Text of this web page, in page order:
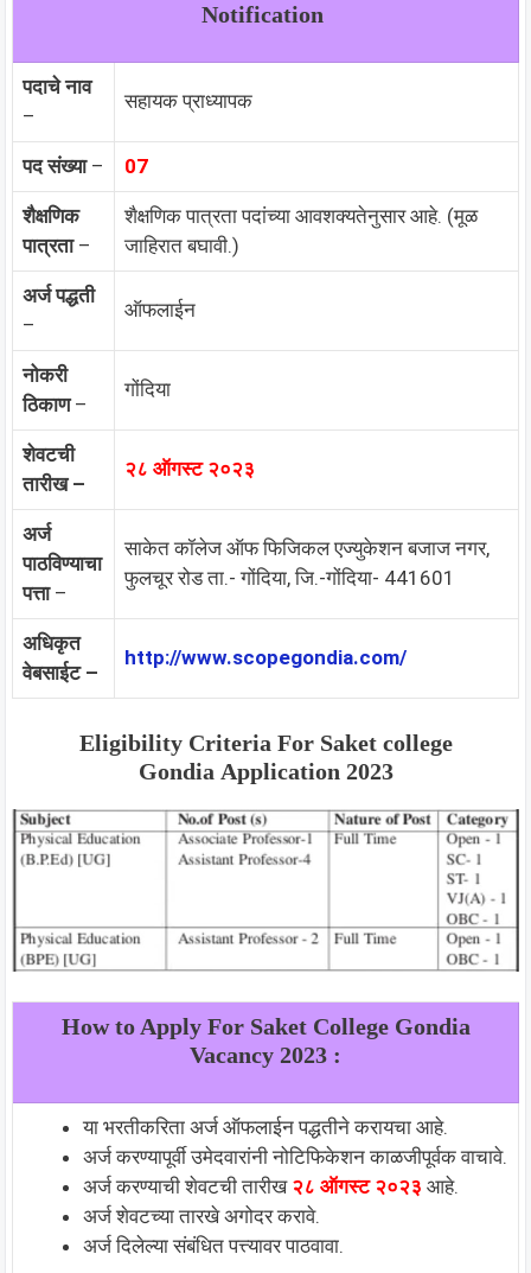
Notification
पदाचे नाव
–
सहायक प्राध्यापक
पद संख्या– 07
शैक्षणिक
पात्रता–
शैक्षणिक पात्रता पदांच्या आवशक्यतेनुसार आहे. (मूळ
जाहिरात बघावी.)
अर्ज पद्धती
–
ऑफलाईन
नोकरी
ठिकाण–
गोंदिया
शेवटची
तारीख –
२८ ऑगस्ट २०२३
अर्ज
पाठविण्याचा
पत्ता–
साकेत कॉलेज ऑफ फिजिकल एज्युकेशन बजाज नगर,
फुलचूर रोड ता.- गोंदिया, जि.-गोंदिया- 441601
अधिकृत
वेबसाईट –
http://www.scopegondia.com/
Eligibility Criteria For Saket college
Gondia Application 2023
How to Apply For Saket College Gondia
Vacancy 2023 :
या भरतीकरिता अर्ज ऑफलाईन पद्धतीने करायचा आहे.
अर्ज करण्यापूर्वी उमेदवारांनी नोटिफिकेशन काळजीपूर्वक वाचावे.
अर्ज करण्याची शेवटची तारीख२८ ऑगस्ट २०२३ आहे.
अर्ज शेवटच्या तारखे अगोदर करावे.
अर्ज दिलेल्या संबंधित पत्त्यावर पाठवावा.